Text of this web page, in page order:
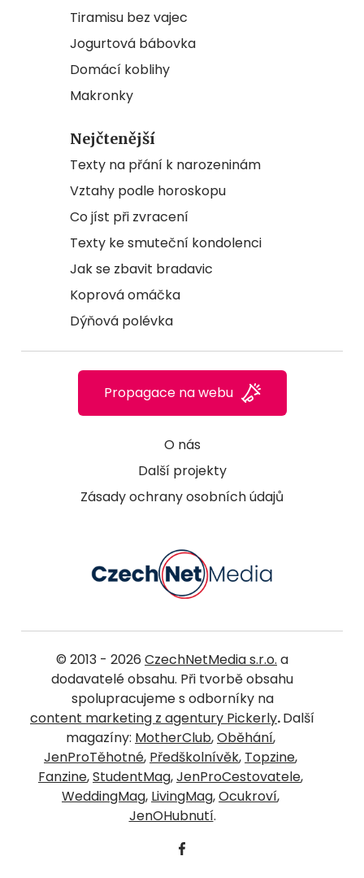
Tiramisu bez vajec
Jogurtová bábovka
Domácí koblihy
Makronky
Nejčtenější
Texty na přání k narozeninám
Vztahy podle horoskopu
Co jíst při zvracení
Texty ke smuteční kondolenci
Jak se zbavit bradavic
Koprová omáčka
Dýňová polévka
O nás
Další projekty
Zásady ochrany osobních údajů
Propagace na webu
© 2013 - 2026 CzechNetMedia s.r.o. a
dodavatelé obsahu. Při tvorbě obsahu
spolupracujeme s odborníky na
content marketing z agentury Pickerly.Další
magazíny: MotherClub,Oběhání,
JenProTěhotné, Předškolnívěk, Topzine,
Fanzine,StudentMag,JenProCestovatele,
WeddingMag, LivingMag,Ocukroví,
JenOHubnutí.